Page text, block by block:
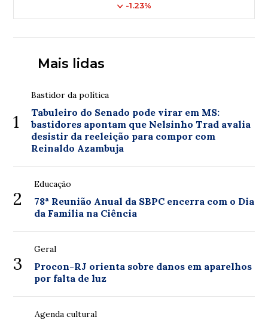
-1.23%
Mais lidas
1
Bastidor da política
Tabuleiro do Senado pode virar em MS:
bastidores apontam que Nelsinho Trad avalia
desistir da reeleição para compor com
Reinaldo Azambuja
2
Educação
78ª Reunião Anual da SBPC encerra com o Dia
da Família na Ciência
3
Geral
Procon-RJ orienta sobre danos em aparelhos
por falta de luz
Agenda cultural